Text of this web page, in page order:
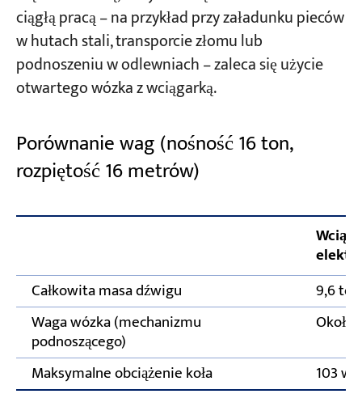
ciągłą pracą – na przykład przy załadunku pieców
w hutach stali, transporcie złomu lub
podnoszeniu w odlewniach – zaleca się użycie
otwartego wózka z wciągarką.
Porównanie wag (nośność 16 ton,
rozpiętość 16 metrów)
Całkowita masa dźwigu
9,6
Waga wózka (mechanizmu
podnoszącego)
Maksymalne obciążenie koła 103